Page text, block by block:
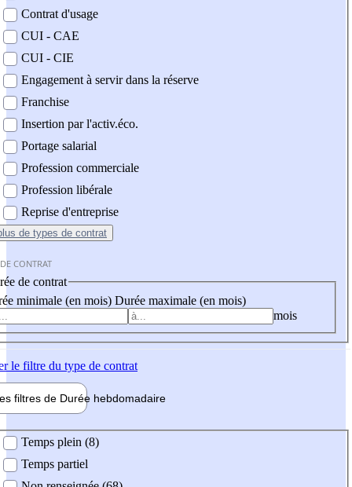
Contrat d'usage
CUI - CAE
CUI - CIE
Engagement à servir dans la réserve
Franchise
Insertion par l'activ.éco.
Portage salarial
Profession commerciale
Profession libérale
Reprise d'entreprise
de types de contrat
CONTRAT
de contrat
minimale (en mois) Durée maximale (en mois)
mois
le filtre du type de contrat
filtres de Durée hebdomadaire
Temps plein (8)
Temps partiel